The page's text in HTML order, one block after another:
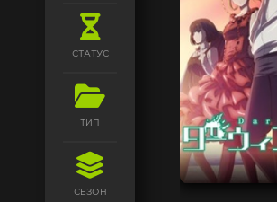
СТАТУС
ТИП
СЕЗОН